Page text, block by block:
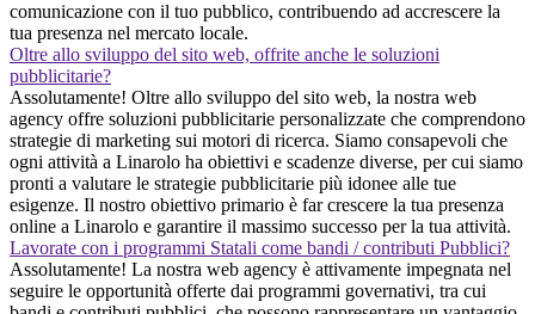
comunicazione con il tuo pubblico, contribuendo ad accrescere la
tua presenza nel mercato locale.
Oltre allo sviluppo del sito web, offrite anche le soluzioni
pubblicitarie?
Assolutamente! Oltre allo sviluppo del sito web, la nostra web
agency offre soluzioni pubblicitarie personalizzate che comprendono
strategie di marketing sui motori di ricerca. Siamo consapevoli che
ogni attività a Linarolo ha obiettivi e scadenze diverse, per cui siamo
pronti a valutare le strategie pubblicitarie più idonee alle tue
esigenze. Il nostro obiettivo primario è far crescere la tua presenza
online a Linarolo e garantire il massimo successo per la tua attività.
Lavorate con i programmi Statali come bandi / contributi Pubblici?
Assolutamente! La nostra web agency è attivamente impegnata nel
seguire le opportunità offerte dai programmi governativi, tra cui